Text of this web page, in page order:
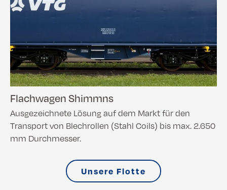
Flachwagen Shimmns
Ausgezeichnete Lösung auf dem Markt für den
Transport von Blechrollen (Stahl Coils) bis max. 2.650
mm Durchmesser.
Unsere Flotte